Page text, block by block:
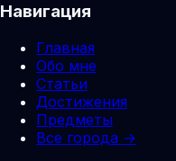
Навигация
Главная
Обо мне
Статьи
Достижения
Предметы
Все города →